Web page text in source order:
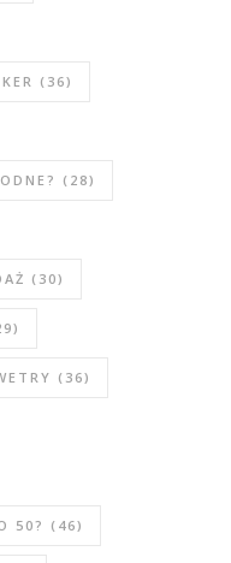
(36)
(28)
(30)
(36)
50? (46)